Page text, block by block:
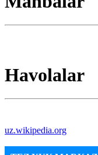
Havolalar
uz.wikipedia.org